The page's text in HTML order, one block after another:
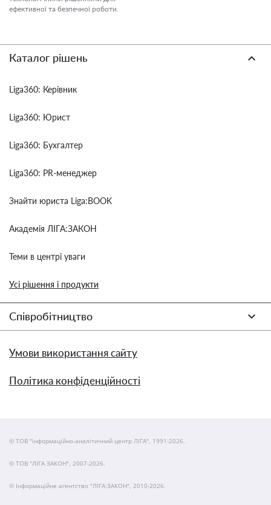
ефективної та безпечної роботи.
Каталог рішень
Liga360: Керівник
Liga360: Юрист
Liga360: Бухгалтер
Liga360: PR-менеджер
Знайти юриста Liga:BOOK
Академія ЛІГА:ЗАКОН
Теми в центрі уваги
Усі рішення і продукти
Співробітництво
Умови використання сайту
Політика конфіденційності
© ТОВ "інформаційно-аналітичний центр ЛІГА", 1991-2026.
© ТОВ "ЛІГА ЗАКОН", 2007-2026.
© Інформаційне агентство "ЛІГА:ЗАКОН", 2010-2026.